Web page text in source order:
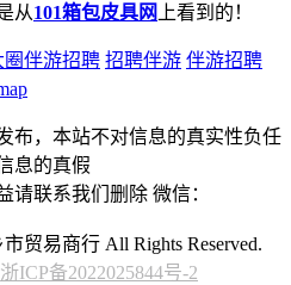
从101箱包皮具网 上看到的！
圈伴游招聘 招聘伴游 伴游招聘
布，本站不对信息的真实性负任
息的真假
请联系我们删除 微信：
贸易商行 All Rights Reserved.
浙ICP备2022025844号-2